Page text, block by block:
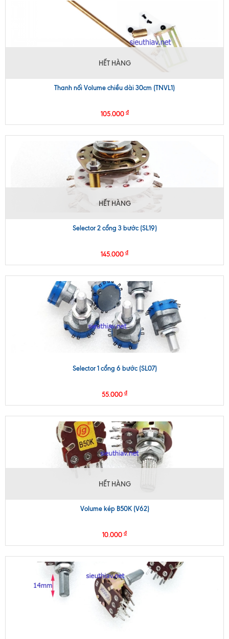
Thanh nối Volume chiều dài 30cm (TNVL1)
105.000 ₫
HẾT HÀNG
Selector 2 cổng 3 bước (SL19)
145.000 ₫
HẾT HÀNG
Selector 1 cổng 6 bước (SL07)
55.000 ₫
Volume kép B50K (V62)
10.000 ₫
HẾT HÀNG